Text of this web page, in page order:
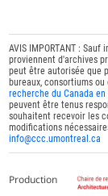
AVIS IMPORTANT :
proviennent d'archives
peut être autorisée que
bureaux, consortiums
recherche du Canada
peuvent être tenus
souhaitent recevoir les
modifications
info@ccc.umontreal.ca
Production